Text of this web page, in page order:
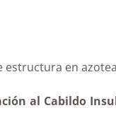
de estructura en
al Cabildo